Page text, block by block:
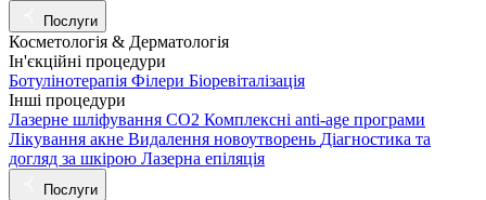
Послуги
Косметологія & Дерматологія
Ін'єкційні процедури
Ботулінотерапія Філери Біоревіталізація
Інші процедури
Лазерне шліфування СО2 Комплексні anti-age програми
Лікування акне Видалення новоутворень Діагностика та
догляд за шкірою Лазерна епіляція
Послуги